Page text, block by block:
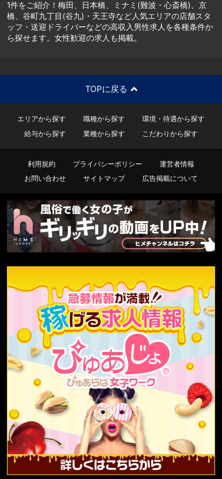
1件をご紹介！梅田、日本橋、ミナミ(難波・心斎橋)、京
橋、谷町九丁目(谷九)・天王寺など人気エリアの店舗スタ
ッフ・送迎ドライバーなどの高収入男性求人を各種条件か
ら探せます。女性歓迎の求人も掲載。
TOPに戻る
エリアから探す 職種から探す
環境・待遇から探す
給与から探す
業種から探す こだわりから探す
利用規約 プライバシーポリシー
運営者情報
お問い合わせ
サイトマップ 広告掲載について